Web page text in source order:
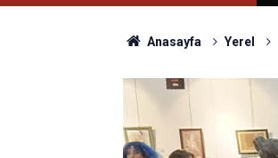
Anasayfa Yerel